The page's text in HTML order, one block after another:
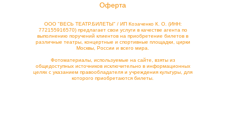
Оферта
ООО "ВЕСЬ ТЕАТР.БИЛЕТЫ" / ИП Козаченко К. О. (ИНН:
772155916570) предлагает свои услуги в качестве агента по
выполнению поручений клиентов на приобретение билетов в
различные театры, концертные и спортивные площадки, цирки
Москвы, России и всего мира.
Фотоматериалы, используемые на сайте, взяты из
общедоступных источников исключительно в информационных
целях с указанием правообладателя и учреждения культуры, для
которого приобретаются билеты.